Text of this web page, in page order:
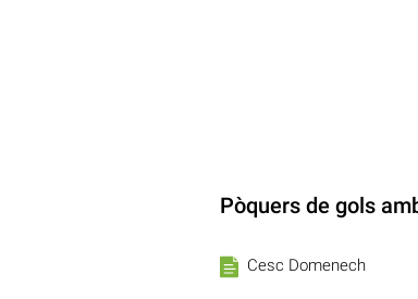
Pòquers de gols
Cesc Domenech